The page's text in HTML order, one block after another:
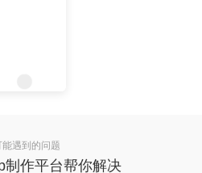
能遇到的问题
制作平台帮你解决